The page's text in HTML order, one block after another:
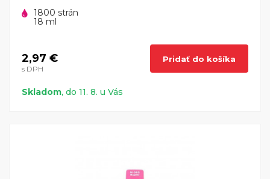
1800 strán
18 ml
2,97 €
s DPH
Pridať do košíka
Skladom, do 11. 8. u Vás